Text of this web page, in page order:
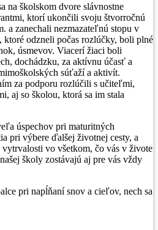
na školskom dvore slávnostne
ktorí ukončili svoju štvorročnú
a zanechali nezmazateľnú stopu v
ktoré odzneli počas rozlúčky, boli plné
úsmevov. Viacerí žiaci boli
dochádzku, za aktívnu účasť a
súťaží a aktivít.
za podporu rozlúčili s učiteľmi,
aj so školou, ktorá sa im stala
úspechov pri maturitných
pri výbere ďalšej životnej cesty, a
vo všetkom, čo vás v živote
školy zostávajú aj pre vás vždy
pri napĺňaní snov a cieľov, nech sa